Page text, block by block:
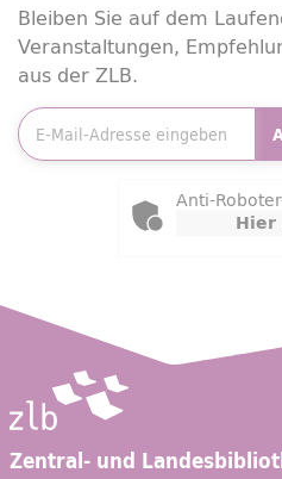
Bleiben Sie auf dem
Veranstaltungen,
aus der ZLB.
Friendly Captcha
Anti-
Hier
Zentral- und